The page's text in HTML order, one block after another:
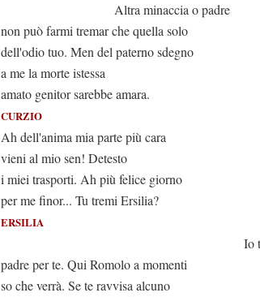
Altra minaccia o padre
non può farmi tremar che quella solo
dell'odio tuo. Men del paterno sdegno
a me la morte istessa
amato genitor sarebbe amara.
CURZIO
Ah dell'anima mia parte più cara
vieni al mio sen! Detesto
i miei trasporti. Ah più felice giorno
per me finor... Tu tremi Ersilia?
ERSILIA
Io
padre per te. Qui Romolo a momenti
so che verrà. Se te ravvisa alcuno